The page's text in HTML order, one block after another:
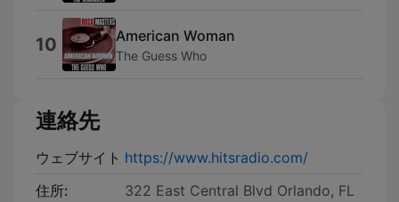
10 American Woman
The Guess Who
連絡先
ウェブサイト https://www.hitsradio.com/
住所:
322 East Central Blvd Orlando, FL